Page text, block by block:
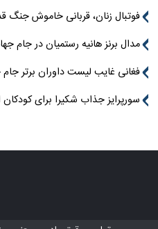
فوتبال زنان، قربانی خاموش جنگ
مدال برنز هانیه رستمیان در جام
فغانی غایب لیست داوران برتر جام
سورپرایز جذاب شکیرا برای